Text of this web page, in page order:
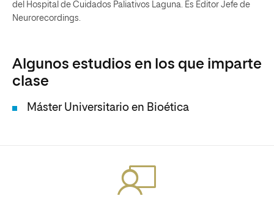
del Hospital de Cuidados Paliativos Laguna. Es Editor Jefe de
Neurorecordings.
Algunos estudios en los que imparte
clase
Máster Universitario en Bioética